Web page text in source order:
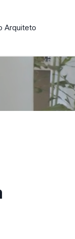
Arquiteto
mesas de